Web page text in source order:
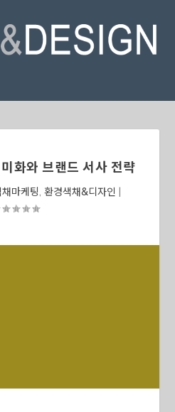
화와 브랜드 서사 전략
채마케팅 환경색채&디자인